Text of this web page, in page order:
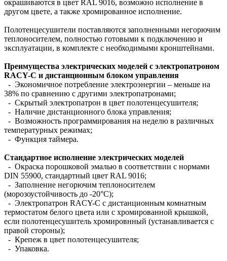
окрашиваются в цвет RAL 9016, возможно исполнение в
другом цвете, а также хромированное исполнение.
Полотенцесушители поставляются заполненными негорючим
теплоносителем, полностью готовыми к подключению и
эксплуатации, в комплекте с необходимыми кронштейнами.
Преимущества электрических моделей с электропатроном
RACY-С и дистанционным блоком управления
- Экономичное потребление электроэнергии – меньше на
38% по сравнению с другими электропатронами;
- Cкрытый электропатрон в цвет полотенцесушителя;
- Наличие дистанционного блока управления;
- Возможность программирования на неделю в различных
температурных режимах;
- Функция таймера.
Стандартное исполнение электрических моделей
- Окраска порошковой эмалью в соответствии с нормами
DIN 55900, стандартный цвет RAL 9016;
- Заполнение негорючим теплоносителем
(морозоустойчивость до -20°C);
- Электропатрон RACY-С с дистанционным комнатным
термостатом белого цвета или с хромированной крышкой,
если полотенцесушитель хромировнный (устанавливается с
правой стороны);
- Крепеж в цвет полотенцесушителя;
- Упаковка.